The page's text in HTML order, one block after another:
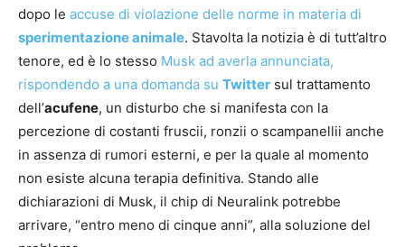
dopo le accuse di violazione delle norme in materia di
sperimentazione animale. Stavolta la notizia è di tutt’altro
tenore, ed è lo stesso Musk ad averla annunciata,
rispondendo a una domanda su Twitter sul trattamento
dell’acufene, un disturbo che si manifesta con la
percezione di costanti fruscii, ronzii o scampanellii anche
in assenza di rumori esterni, e per la quale al momento
non esiste alcuna terapia definitiva. Stando alle
dichiarazioni di Musk, il chip di Neuralink potrebbe
arrivare, “entro meno di cinque anni”, alla soluzione del